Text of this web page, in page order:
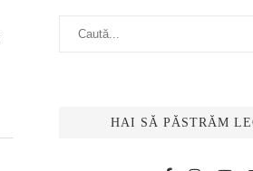
HAI SĂ PĂSTRĂM